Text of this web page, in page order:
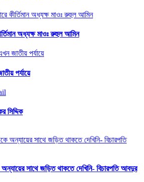
অধ্যক্ষ মাওঃ রুহুল আমিন
পর্যায়ে
সাথে জড়িত থাকতে দেখিনি- বিচারপতি আবদুর